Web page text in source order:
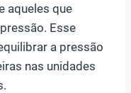
aqueles que
Esse
a pressão
nas unidades